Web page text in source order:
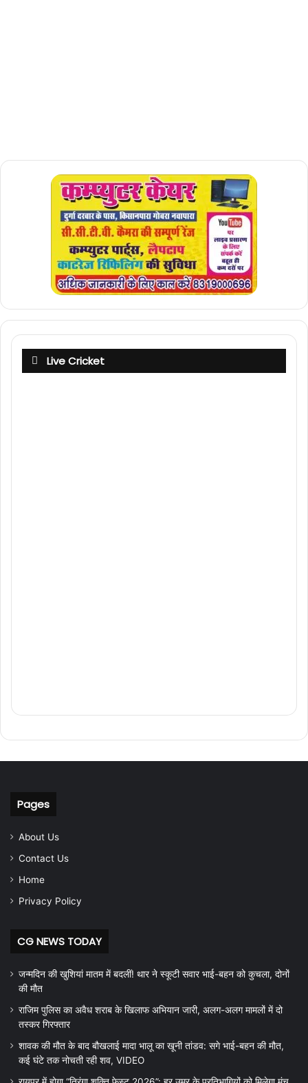
Live Cricket
Pages
About Us
Contact Us
Home
Privacy Policy
CG NEWS TODAY
जन्मदिन की खुशियां मातम में बदलीं! थार ने स्कूटी सवार भाई-बहन को कुचला, दोनों
की मौत
राजिम पुलिस का अवैध शराब के खिलाफ अभियान जारी, अलग-अलग मामलों में दो
तस्कर गिरफ्तार
शावक की मौत के बाद बौखलाई मादा भालू का खूनी तांडव: सगे भाई-बहन की मौत,
कई घंटे तक नोचती रही शव, VIDEO